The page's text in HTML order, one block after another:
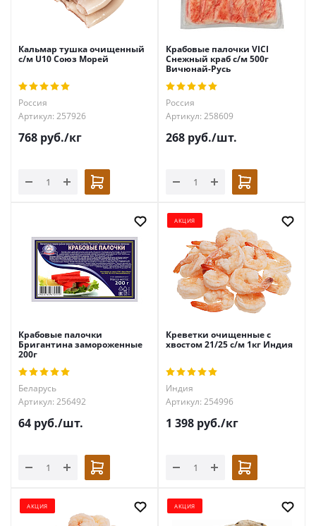
Кальмар тушка очищенный
с/м U10 Союз Морей
Россия
Артикул: 257926
768 руб./кг
Крабовые палочки VICI
Снежный краб с/м 500г
Вичюнай-Русь
Россия
Артикул: 258609
268 руб./шт.
Крабовые палочки
Бригантина замороженные
200г
Беларусь
Артикул: 256492
64 руб./шт.
АКЦИЯ
Креветки очищенные с
хвостом 21/25 с/м 1кг Индия
Индия
Артикул: 254996
1 398 руб./кг
АКЦИЯ АКЦИЯ